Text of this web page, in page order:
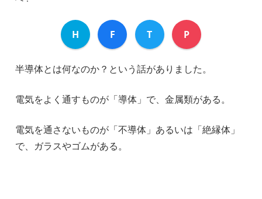
H F T P
半導体とは何なのか？という話がありました。
電気をよく通すものが「導体」で、金属類がある。
電気を通さないものが「不導体」あるいは「絶縁体」
で、ガラスやゴムがある。